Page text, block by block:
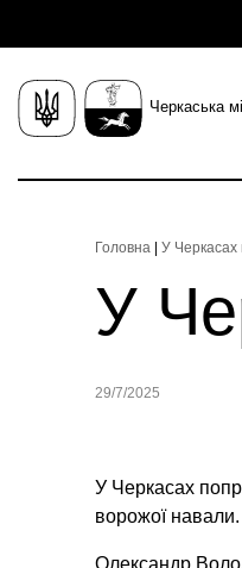
Черкаська
Головна У Черкасах
У
29/7/2025
У Черкасах
ворожої навали.
Олександр